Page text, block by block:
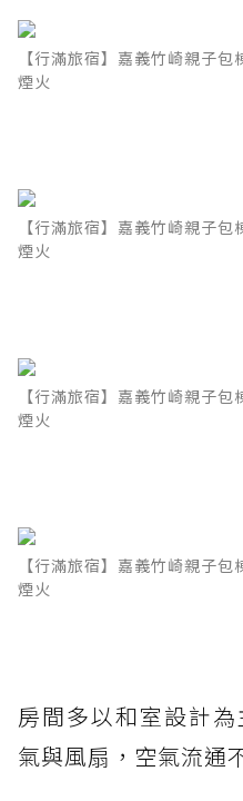
【行滿旅宿】嘉義竹崎親子
煙火
【行滿旅宿】嘉義竹崎親子
煙火
【行滿旅宿】嘉義竹崎親子
煙火
【行滿旅宿】嘉義竹崎親子
煙火
房間多以和室設計
氣與風扇，空氣流通